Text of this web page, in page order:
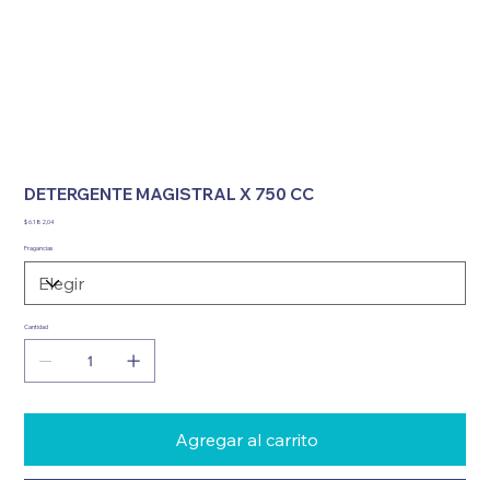
DETERGENTE MAGISTRAL X 750 CC
Precio
$ 6.182,04
Fragancias
Cantidad
Agregar al carrito